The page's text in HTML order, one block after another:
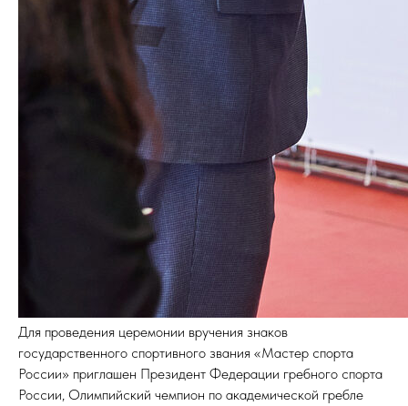
Для проведения церемонии вручения знаков
государственного спортивного звания «Мастер спорта
России» приглашен Президент Федерации гребного спорта
России, Олимпийский чемпион по академической гребле